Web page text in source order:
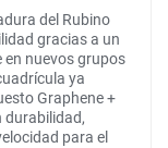
del Rubino
gracias a un
nuevos grupos
ya
Graphene +
durabilidad,
para el